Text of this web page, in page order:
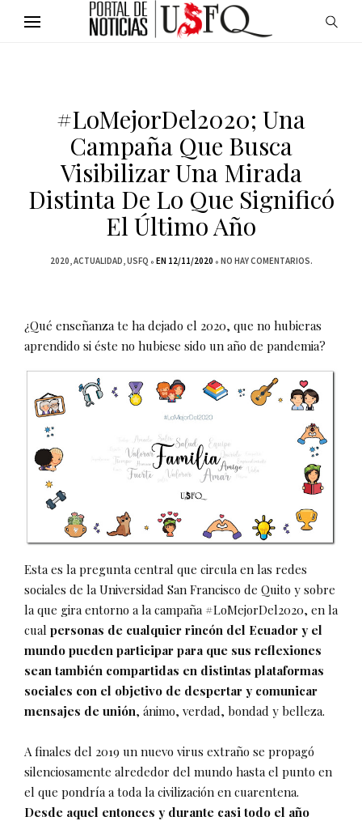
#LoMejorDel2020; Una
Campaña Que Busca
Visibilizar Una Mirada
Distinta De Lo Que Significó
El Último Año
2020 ACTUALIDAD USFQ EN 12/11/2020 NO HAY COMENTARIOS.
¿Qué enseñanza te ha dejado el 2020, que no hubieras
aprendido si éste no hubiese sido un año de pandemia?
Esta es la pregunta central que circula en las redes
sociales de la Universidad San Francisco de Quito y sobre
la que gira entorno a la campaña #LoMejorDel2020, en la
cual personas de cualquier rincón del Ecuador y el
mundo pueden participar para que sus reflexiones
sean también compartidas en distintas plataformas
sociales con el objetivo de despertar y comunicar
mensajes de unión, ánimo, verdad, bondad y belleza.
A finales del 2019 un nuevo virus extraño se propagó
silenciosamente alrededor del mundo hasta el punto en
el que pondría a toda la civilización en cuarentena.
Desde aquel entonces y durante casi todo el año